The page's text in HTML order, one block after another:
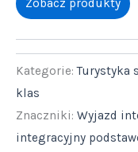
Zobacz produkty
Kategorie:Turystyka
klas
Znaczniki: Wyjazd
integracyjny